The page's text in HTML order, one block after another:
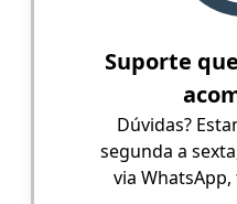
Suporte
Dúvidas?
segunda a
via